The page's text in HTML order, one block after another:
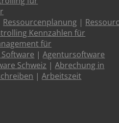
Ressourcenplanung |
Kennzahlen für
für
|Agentursoftware
Schweiz |Abrechung in
|Arbeitszeit